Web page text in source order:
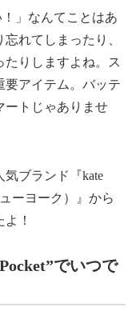
」なんてことはあ
れてしまったり、
りしますよね。ス
要アイテム。バッテ
ートじゃありませ
ブランド『kate
ーヨーク）』から
！
でいつで